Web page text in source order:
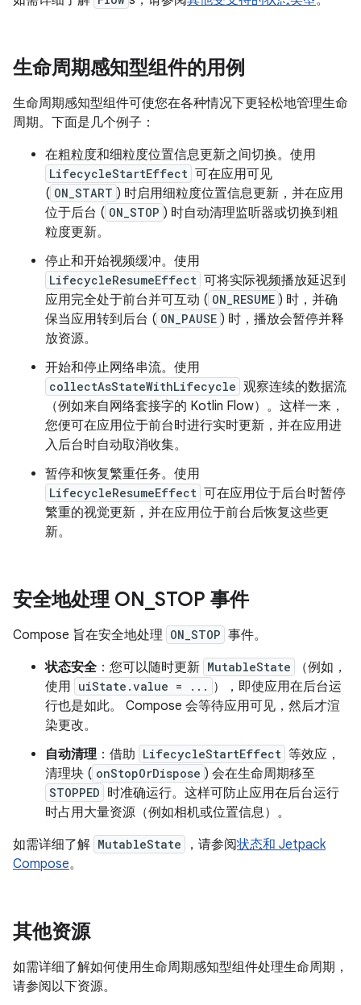
生命周期感知型组件的用例
生命周期感知型组件可使您在各种情况下更轻松地管理生命
周期。下面是几个例子：
在粗粒度和细粒度位置信息更新之间切换。使用
LifecycleStartEffect 可在应用可见
( ON_START ) 时启用细粒度位置信息更新，并在应用
位于后台 ( ON_STOP ) 时自动清理监听器或切换到粗
粒度更新。
停止和开始视频缓冲。使用
LifecycleResumeEffect 可将实际视频播放延迟到
应用完全处于前台并可互动 ( ON_RESUME ) 时，并确
保当应用转到后台 ( ON_PAUSE ) 时，播放会暂停并释
放资源。
开始和停止网络串流。使用
collectAsStateWithLifecycle 观察连续的数据流
（例如来自网络套接字的 Kotlin Flow）。这样一来，
您便可在应用位于前台时进行实时更新，并在应用进
入后台时自动取消收集。
暂停和恢复繁重任务。使用
LifecycleResumeEffect 可在应用位于后台时暂停
繁重的视觉更新，并在应用位于前台后恢复这些更
新。
安全地处理 ON STOP 事件
Compose 旨在安全地处理 ON_STOP 事件。
状态安全 ：您可以随时更新 MutableState
（例如，
使用 uiState.value = ... ），即使应用在后台运
行也是如此。 Compose 会等待应用可见，然后才渲
染更改。
自动清理：借助 LifecycleStartEffect 等效应，
清理块 ( onStopOrDispose ) 会在生命周期移至
STOPPED 时准确运行。这样可防止应用在后台运行
时占用大量资源（例如相机或位置信息）。
如需详细了解 MutableState ，请参阅状态和 Jetpack
Compose。
其他资源
如需详细了解如何使用生命周期感知型组件处理生命周期，
请参阅以下资源。